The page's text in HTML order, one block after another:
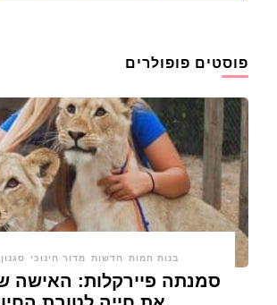
פוסטים פופולרים
בנות חמות חדשות מדור חינוכי
סמנתה פיירקלות: